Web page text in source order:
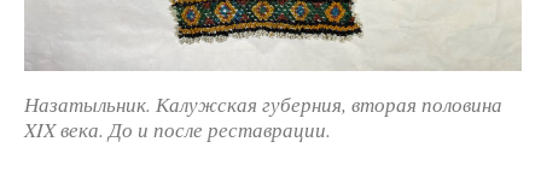
Назатыльник. Калужская губерния, вторая половина
XIX века. До и после реставрации.